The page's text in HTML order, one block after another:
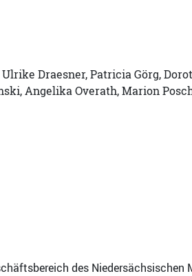
Draesner, Patricia Görg,
Angelika Overath, Marion
des